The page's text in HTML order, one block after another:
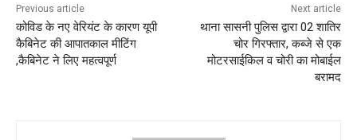
Previous article
कोविड के नए वेरियंट के कारण यूपी
कैबिनेट की आपातकाल मीटिंग
,कैबिनेट ने लिए महत्वपूर्ण
Next article
थाना सासनी पुलिस द्वारा 02 शातिर
चोर गिरफ्तार, कब्जे से एक
मोटरसाईकिल व चोरी का मोबाईल
बरामद